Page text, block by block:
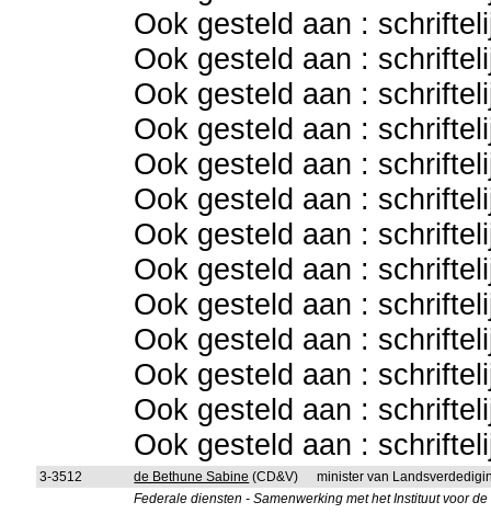
Ook gesteld aan :
Ook gesteld aan :
Ook gesteld aan :
Ook gesteld aan :
Ook gesteld aan :
Ook gesteld aan :
Ook gesteld aan :
Ook gesteld aan :
Ook gesteld aan :
Ook gesteld aan :
Ook gesteld aan :
Ook gesteld aan :
Ook gesteld aan :
3-3512 de Bethune Sabine (CD&V)
minister van
Federale diensten - Samenwerking met het Instituut voor